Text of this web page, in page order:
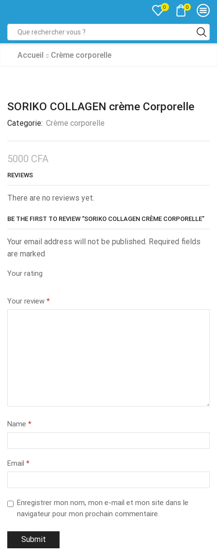
0 0
Accueil Crème corporelle
SORIKO COLLAGEN crème Corporelle
Categorie: Crème corporelle
5000 CFA
REVIEWS
There are no reviews yet.
BE THE FIRST TO REVIEW “SORIKO COLLAGEN CRÈME CORPORELLE”
Your email address will not be published. Required fields
are marked
Your rating
Your review *
Name *
Email *
Enregistrer mon nom, mon e-mail et mon site dans le
navigateur pour mon prochain commentaire.